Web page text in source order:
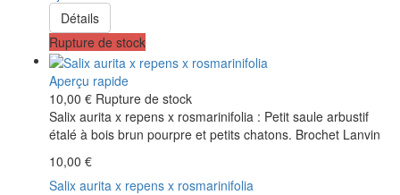
Détails
Rupture de stock
Aperçu rapide
10,00 € Rupture de stock
Salix aurita x repens x rosmarinifolia : Petit saule arbustif
étalé à bois brun pourpre et petits chatons. Brochet Lanvin
10,00 €
Salix aurita x repens x rosmarinifolia